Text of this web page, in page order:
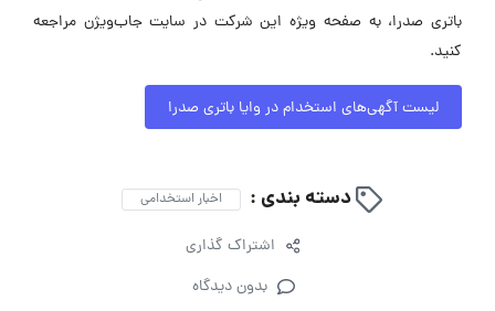
باتری صدرا، به صفحه ویژه این شرکت در سایت جاب‌ویژن مراجعه
کنید.
لیست آگهی‌های استخدام در وایا باتری صدرا
دسته بندی : اخبار استخدامی
اشتراک گذاری
بدون دیدگاه